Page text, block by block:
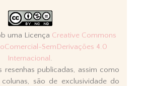
uma Licença Creative Commons
SemDerivações 4.0
Internacional .
resenhas publicadas, assim como
são de exclusividade do